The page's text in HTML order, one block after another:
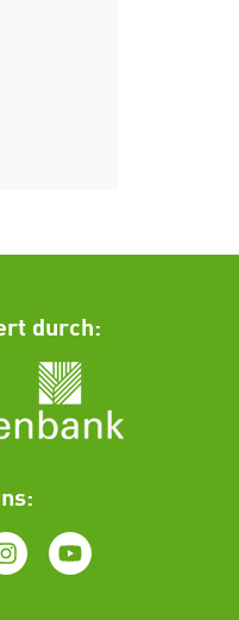
durch: